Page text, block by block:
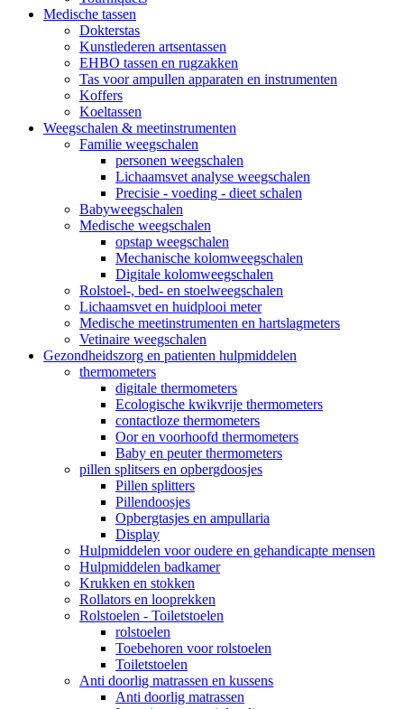
Medische tassen
Dokterstas
Kunstlederen artsentassen
EHBO tassen en rugzakken
Tas voor ampullen apparaten en instrumenten
Koffers
Koeltassen
Weegschalen & meetinstrumenten
Familie weegschalen
personen weegschalen
Lichaamsvet analyse weegschalen
Precisie - voeding - dieet schalen
Babyweegschalen
Medische weegschalen
opstap weegschalen
Mechanische kolomweegschalen
Digitale kolomweegschalen
Rolstoel-, bed- en stoelweegschalen
Lichaamsvet en huidplooi meter
Medische meetinstrumenten en hartslagmeters
Vetinaire weegschalen
Gezondheidszorg en patienten hulpmiddelen
thermometers
digitale thermometers
Ecologische kwikvrije thermometers
contactloze thermometers
Oor en voorhoofd thermometers
Baby en peuter thermometers
pillen splitsers en opbergdoosjes
Pillen splitters
Pillendoosjes
Opbergtasjes en ampullaria
Display
Hulpmiddelen voor oudere en gehandicapte mensen
Hulpmiddelen badkamer
Krukken en stokken
Rollators en looprekken
Rolstoelen - Toiletstoelen
rolstoelen
Toebehoren voor rolstoelen
Toiletstoelen
Anti doorlig matrassen en kussens
Anti doorlig matrassen